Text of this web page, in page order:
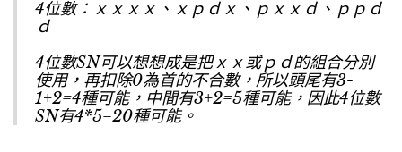
4位數：ｘｘｘｘ、ｘｐｄｘ、ｐｘｘｄ、ｐｐｄ
ｄ
4位數SN可以想想成是把ｘｘ或ｐｄ的組合分別
使用，再扣除0為首的不合數，所以頭尾有3-
1+2=4種可能，中間有3+2=5種可能，因此4位數
SN有4*5=20種可能。